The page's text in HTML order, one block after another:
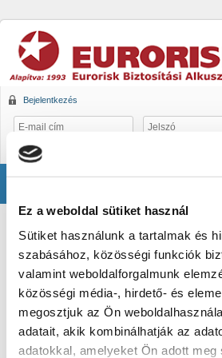
Ez a weboldal sütiket használ
Sütiket használunk a tartalmak és
szabásához, közösségi funkciók
valamint weboldalforgalmunk
közösségi média-, hirdető- és
megosztjuk az Ön
adatait, akik kombinálhatják az
adatokkal, amelyeket Ön adott
Bejelentkezés
Mire jó ez?
Csatlakozz hozzánk
Szeretnél egy barátságos, jól
dolgozni, ahol jó a hangulat és számít, amit
tovább! ????
Ügyfélmegtartás és keresztértékesítés